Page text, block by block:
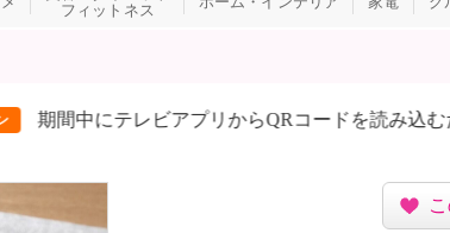
フィットネス
ビアプリからQRコードを読み込むだけ！8月は